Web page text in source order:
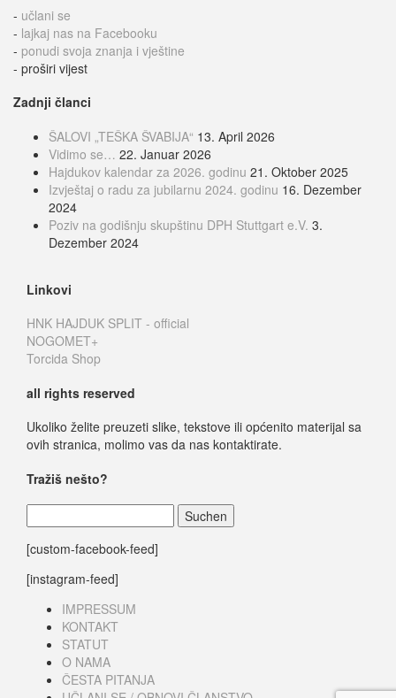
- učlani se
- lajkaj nas na Facebooku
- ponudi svoja znanja i vještine
- proširi vijest
Zadnji članci
ŠALOVI „TEŠKA ŠVABIJA“ 13. April 2026
Vidimo se… 22. Januar 2026
Hajdukov kalendar za 2026. godinu 21. Oktober 2025
Izvještaj o radu za jubilarnu 2024. godinu 16. Dezember
2024
Poziv na godišnju skupštinu DPH Stuttgart e.V. 3.
Dezember 2024
Linkovi
HNK HAJDUK SPLIT - official
NOGOMET+
Torcida Shop
all rights reserved
Ukoliko želite preuzeti slike, tekstove ili općenito materijal sa
ovih stranica, molimo vas da nas kontaktirate.
Tražiš nešto?
nach:
[custom-facebook-feed]
[instagram-feed]
IMPRESSUM
KONTAKT
STATUT
O NAMA
ČESTA PITANJA